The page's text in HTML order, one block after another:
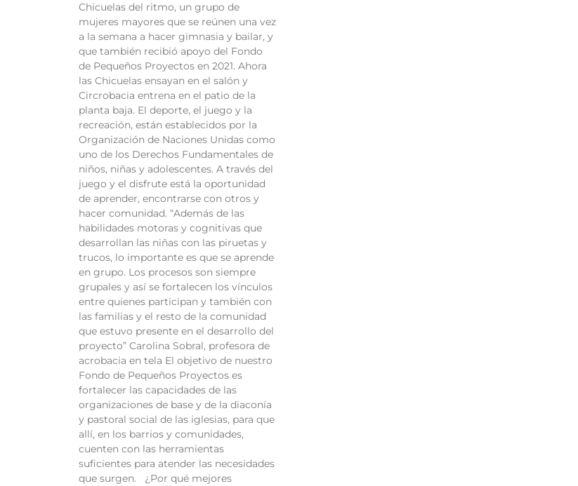
Chicuelas del ritmo, un grupo de
mujeres mayores que se reúnen una vez
a la semana a hacer gimnasia y bailar, y
que también recibió apoyo del Fondo
de Pequeños Proyectos en 2021. Ahora
las Chicuelas ensayan en el salón y
Circrobacia entrena en el patio de la
planta baja. El deporte, el juego y la
recreación, están establecidos por la
Organización de Naciones Unidas como
uno de los Derechos Fundamentales de
niños, niñas y adolescentes. A través del
juego y el disfrute está la oportunidad
de aprender, encontrarse con otros y
hacer comunidad. “Además de las
habilidades motoras y cognitivas que
desarrollan las niñas con las piruetas y
trucos, lo importante es que se aprende
en grupo. Los procesos son siempre
grupales y así se fortalecen los vínculos
entre quienes participan y también con
las familias y el resto de la comunidad
que estuvo presente en el desarrollo del
proyecto” Carolina Sobral, profesora de
acrobacia en tela El objetivo de nuestro
Fondo de Pequeños Proyectos es
fortalecer las capacidades de las
organizaciones de base y de la diaconía
y pastoral social de las iglesias, para que
allí, en los barrios y comunidades,
cuenten con las herramientas
suficientes para atender las necesidades
que surgen. ¿Por qué mejores